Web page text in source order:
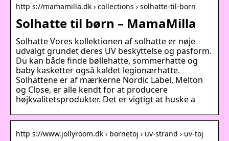
http s://mamamilla.dk › collections › solhatte-til-born
Solhatte til børn – MamaMilla
Solhatte Vores kollektionen af solhatte er nøje
udvalgt grundet deres UV beskyttelse og pasform.
Du kan både finde bøllehatte, sommerhatte og
baby kasketter også kaldet legionærhatte.
Solhattene er af mærkerne Nordic Label, Melton
og Close, er alle kendt for at producere
højkvalitetsprodukter. Det er vigtigt at huske a
http s://www.jollyroom.dk › bornetoj › uv-strand › uv-toj